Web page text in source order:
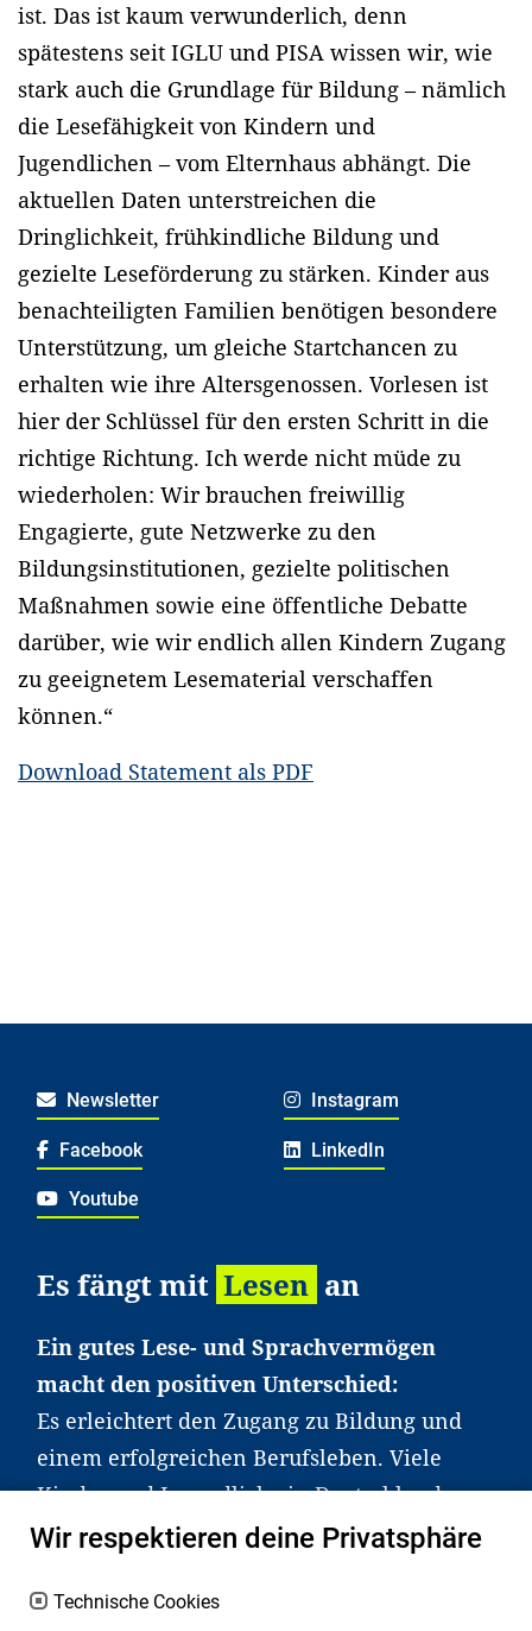
ist. Das ist kaum verwunderlich, denn
spätestens seit IGLU und PISA wissen wir, wie
stark auch die Grundlage für Bildung – nämlich
die Lesefähigkeit von Kindern und
Jugendlichen – vom Elternhaus abhängt. Die
aktuellen Daten unterstreichen die
Dringlichkeit, frühkindliche Bildung und
gezielte Leseförderung zu stärken. Kinder aus
benachteiligten Familien benötigen besondere
Unterstützung, um gleiche Startchancen zu
erhalten wie ihre Altersgenossen. Vorlesen ist
hier der Schlüssel für den ersten Schritt in die
richtige Richtung. Ich werde nicht müde zu
wiederholen: Wir brauchen freiwillig
Engagierte, gute Netzwerke zu den
Bildungsinstitutionen, gezielte politischen
Maßnahmen sowie eine öffentliche Debatte
darüber, wie wir endlich allen Kindern Zugang
zu geeignetem Lesematerial verschaffen
können.“
Download Statement als PDF
Newsletter Instagram
Facebook LinkedIn
Youtube
Es fängt mit Lesen an
Ein gutes Lese- und Sprachvermögen
macht den positiven Unterschied:
Es erleichtert den Zugang zu Bildung und
einem erfolgreichen Berufsleben. Viele
Kinder und Jugendliche in Deutschland
haben aber große Schwierigkeiten dabei.
an Familien sowie an Erzieher*innen,
Wir respektieren deine Privatsphäre
Technische Cookies